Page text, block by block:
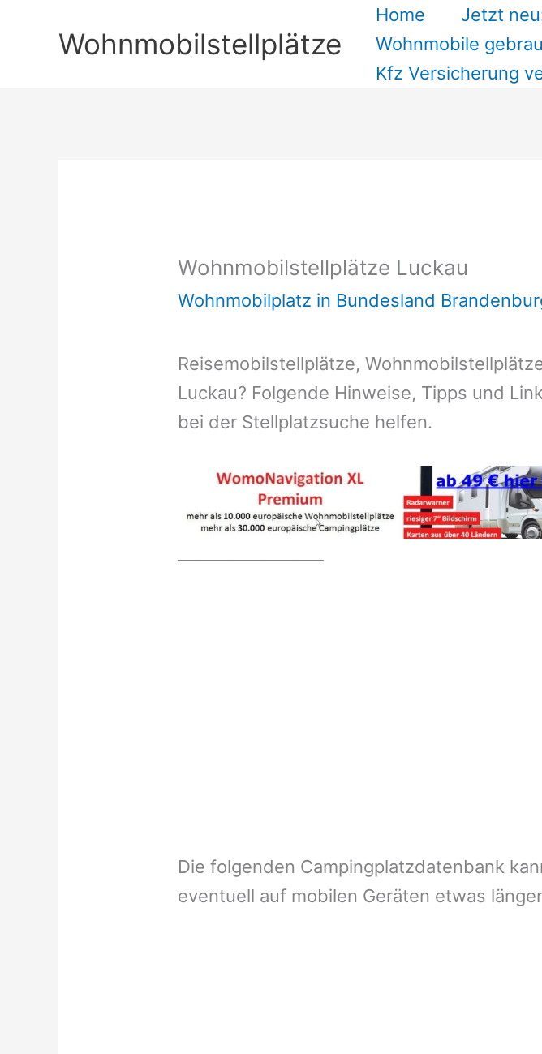
Wohnmobilstellplätze
Home
Jetzt
Wohnmobile
Kfz Versicherung
Wohnmobilstellplätze Luckau
Wohnmobilplatz in Bundesland
Reisemobilstellplätze,
Luckau? Folgende Hinweise, Tipps und
bei der Stellplatzsuche helfen.
Die folgenden Campingplatzdatenbank
eventuell auf mobilen Geräten etwas